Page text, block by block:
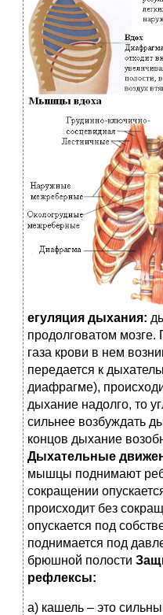
егуляция дыхания:
продолговатом мозге.
газа крови в нем
передается к
диафрагме),
дыхание надолго, то
сильнее возбуждать
концов дыхание
Дыхательные
мышцы поднимают
сокращении
происходит без
опускается под
поднимается под
брюшной полости
рефлексы:
а) кашель – это